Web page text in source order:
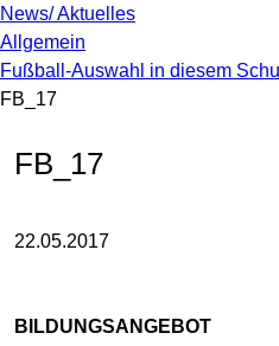
News/ Aktuelles
Allgemein
Fußball-Auswahl in diesem
FB_17
FB_17
22.05.2017
BILDUNGSANGEBOT